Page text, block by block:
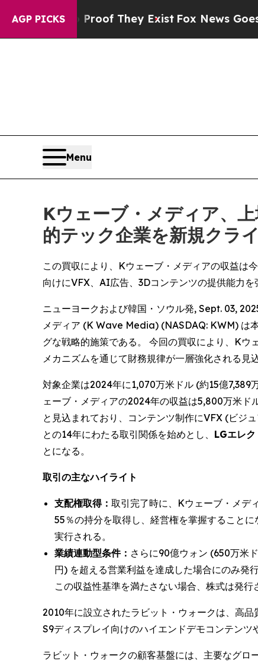
AGP PICKS
no Proof They ExistFox News Goes Quiet as
Menu
Kウェーブ・メディア、
的テック企業を新規クラ
この買収により、Kウェーブ・メディアの収益は
向けにVFX、AI広告、3Dコンテンツの提供能力を
ニューヨークおよび韓国・ソウル発, Sept. 03,
メディア (K Wave Media) (NASDAQ: KWM) は
グな戦略的施策である。 今回の買収により、Kウ
メカニズムを通じて財務規律が一層強化される見
対象企業は2024年に1,070万米ドル (約15億
ェーブ・メディアの2024年の収益は5,800万米ド
と見込まれており、コンテンツ制作にVFX (ビジ
との14年にわたる取引関係を始めとし、 LGエレ
とになる。
取引の主なハイライト
支配権取得： 取引完了時に、Kウェーブ・メデ
55％の持分を取得し、経営権を掌握すること
実行される。
業績連動型条件： さらに90億ウォン (650万米
円) を超える営業利益を達成した場合にのみ発
この収益性基準を満たさない場合、株式は発行
2010年に設立されたラビット・ウォークは、高
S9ディスプレイ向けのハイエンドデモコンテン
ラビット・ウォークの顧客基盤には、主要なグ